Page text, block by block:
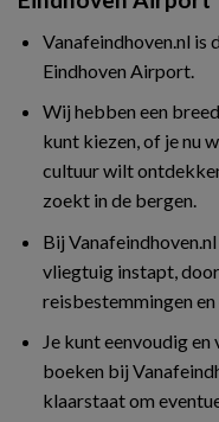
Vanafeindhoven.nl is
Eindhoven Airport.
Wij hebben een
kunt kiezen, of je nu
cultuur wilt
zoekt in de bergen.
Bij
vliegtuig instapt,
reisbestemmingen en
Je kunt eenvoudig
boeken bij
klaarstaat om